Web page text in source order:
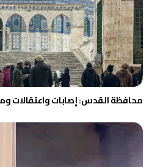
محافظة القدس: إصابات واعتقالات